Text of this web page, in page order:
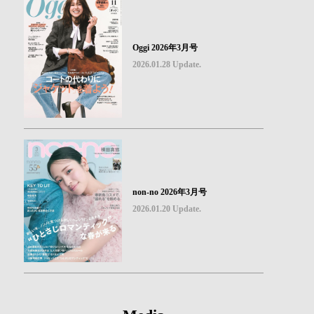
Oggi 2026年3月号
2026.01.28 Update.
non-no 2026年3月号
2026.01.20 Update.